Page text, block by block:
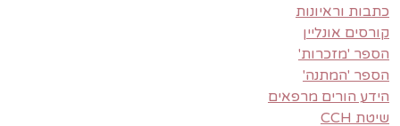
כתבות וראיונות
קורסים אונליין
הספר 'מזכרות'
הספר 'המתנה'
הידע הורים מרפאים
שיטת CCH